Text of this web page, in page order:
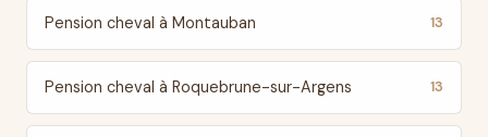
Pension cheval à Montauban 13
Pension cheval à Roquebrune-sur-Argens 13